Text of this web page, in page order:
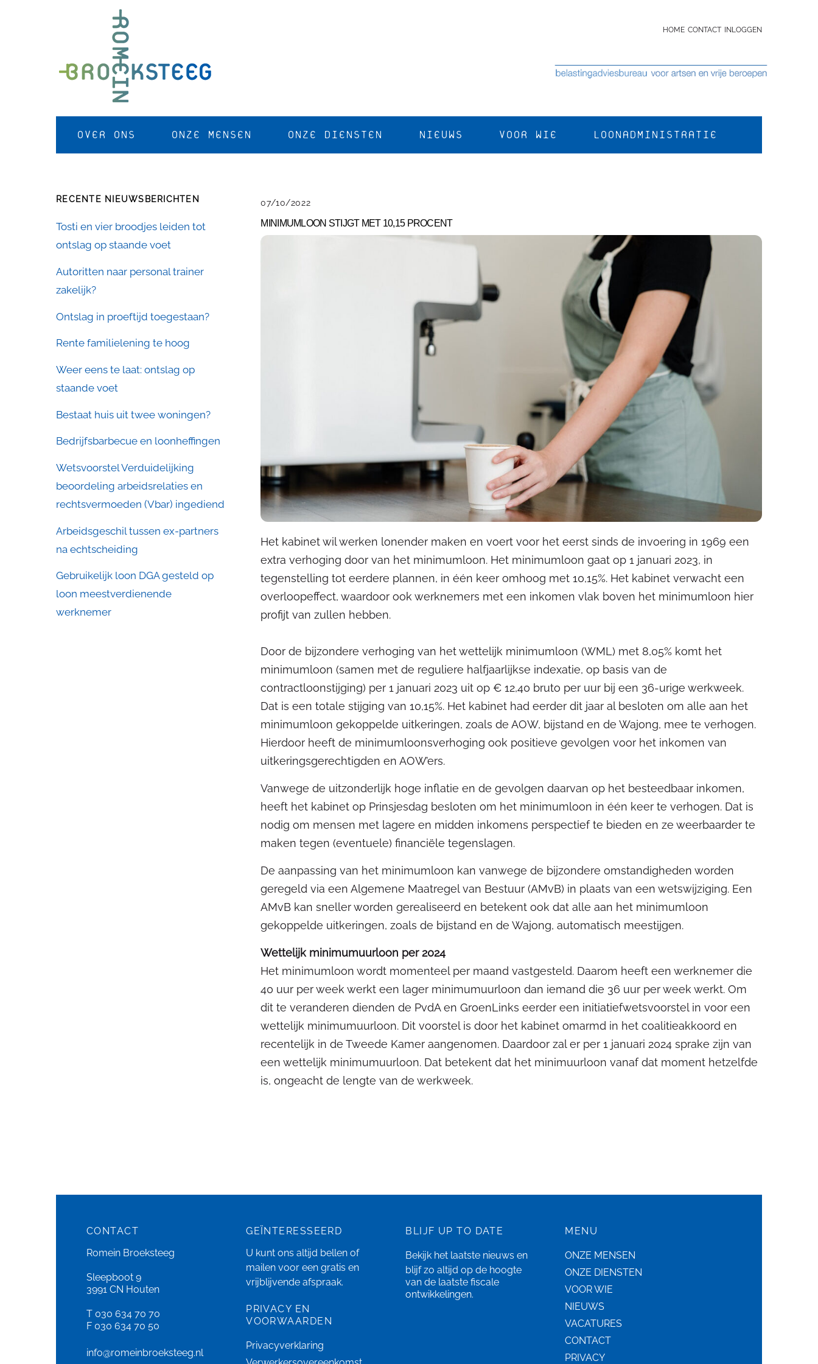
HOME CONTACT INLOGGEN
OVER ONS ONZE MENSEN ONZE DIENSTEN NIEUWS VOOR WIE LOONADMINISTRATIE
07/10/2022
MINIMUMLOON STIJGT MET 10,15 PROCENT
Het kabinet wil werken lonender maken en voert voor het eerst sinds de invoering in 1969 een
extra verhoging door van het minimumloon. Het minimumloon gaat op 1 januari 2023, in
tegenstelling tot eerdere plannen, in één keer omhoog met 10,15%. Het kabinet verwacht een
overloopeffect, waardoor ook werknemers met een inkomen vlak boven het minimumloon hier
profijt van zullen hebben.
Door de bijzondere verhoging van het wettelijk minimumloon (WML) met 8,05% komt het
minimumloon (samen met de reguliere halfjaarlijkse indexatie, op basis van de
contractloonstijging) per 1 januari 2023 uit op € 12,40 bruto per uur bij een 36-urige werkweek.
Dat is een totale stijging van 10,15%. Het kabinet had eerder dit jaar al besloten om alle aan het
minimumloon gekoppelde uitkeringen, zoals de AOW, bijstand en de Wajong, mee te verhogen.
Hierdoor heeft de minimumloonsverhoging ook positieve gevolgen voor het inkomen van
uitkeringsgerechtigden en AOW’ers.
Vanwege de uitzonderlijk hoge inflatie en de gevolgen daarvan op het besteedbaar inkomen,
heeft het kabinet op Prinsjesdag besloten om het minimumloon in één keer te verhogen. Dat is
nodig om mensen met lagere en midden inkomens perspectief te bieden en ze weerbaarder te
maken tegen (eventuele) financiële tegenslagen.
De aanpassing van het minimumloon kan vanwege de bijzondere omstandigheden worden
geregeld via een Algemene Maatregel van Bestuur (AMvB) in plaats van een wetswijziging. Een
AMvB kan sneller worden gerealiseerd en betekent ook dat alle aan het minimumloon
gekoppelde uitkeringen, zoals de bijstand en de Wajong, automatisch meestijgen.
Wettelijk minimumuurloon per 2024
Het minimumloon wordt momenteel per maand vastgesteld. Daarom heeft een werknemer die
40 uur per week werkt een lager minimumuurloon dan iemand die 36 uur per week werkt. Om
dit te veranderen dienden de PvdA en GroenLinks eerder een initiatiefwetsvoorstel in voor een
wettelijk minimumuurloon. Dit voorstel is door het kabinet omarmd in het coalitieakkoord en
recentelijk in de Tweede Kamer aangenomen. Daardoor zal er per 1 januari 2024 sprake zijn van
een wettelijk minimumuurloon. Dat betekent dat het minimuurloon vanaf dat moment hetzelfde
is, ongeacht de lengte van de werkweek.
RECENTE NIEUWSBERICHTEN
Tosti en vier broodjes leiden tot
ontslag op staande voet
Autoritten naar personal trainer
zakelijk?
Ontslag in proeftijd toegestaan?
Rente familielening te hoog
Weer eens te laat: ontslag op
staande voet
Bestaat huis uit twee woningen?
Bedrijfsbarbecue en loonheffingen
Wetsvoorstel Verduidelijking
beoordeling arbeidsrelaties en
rechtsvermoeden (Vbar) ingediend
Arbeidsgeschil tussen ex-partners
na echtscheiding
Gebruikelijk loon DGA gesteld op
loon meestverdienende
werknemer
CONTACT
Romein Broeksteeg
Sleepboot 9
3991 CN Houten
T 030 634 70 70
F 030 634 70 50
info@romeinbroeksteeg.nl
GEÏNTERESSEERD
U kunt ons altijd bellen of
mailen voor een gratis en
vrijblijvende afspraak.
PRIVACY EN
VOORWAARDEN
Privacyverklaring
BLIJF UP TO DATE
Bekijk het laatste nieuws en
blijf zo altijd op de hoogte
van de laatste fiscale
ontwikkelingen.
MENU
ONZE MENSEN
ONZE DIENSTEN
VOOR WIE
NIEUWS
VACATURES
CONTACT
PRIVACY